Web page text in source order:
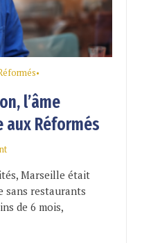
•
l’âme
aux Réformés
Marseille était
sans restaurants
de 6 mois,